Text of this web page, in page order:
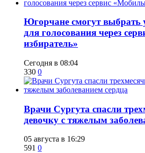
Югорчане смогут выбрать
для голосования через
избиратель»
Сегодня в 08:04
330 0
​Врачи Сургута спасли
девочку с тяжелым
05 августа в 16:29
591 0